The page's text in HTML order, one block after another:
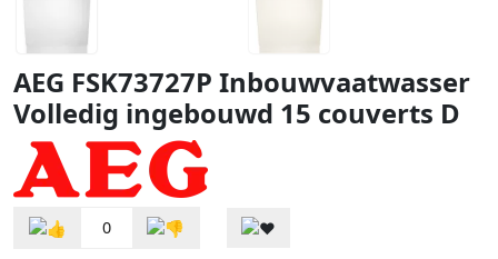
AEG FSK73727P Inbouwvaatwasser
Volledig ingebouwd 15 couverts D
0